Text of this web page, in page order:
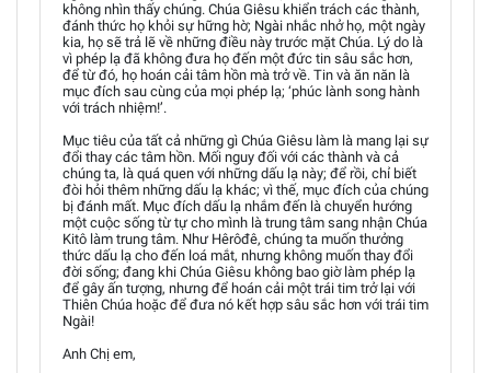
không nhìn thấy chúng. Chúa Giêsu khiển trách các thành,
đánh thức họ khỏi sự hững hờ; Ngài nhắc nhở họ, một ngày
kia, họ sẽ trả lẽ về những điều này trước mặt Chúa. Lý do là
vì phép lạ đã không đưa họ đến một đức tin sâu sắc hơn,
để từ đó, họ hoán cải tâm hồn mà trở về. Tin và ăn năn là
mục đích sau cùng của mọi phép lạ; ‘phúc lành song hành
với trách nhiệm!’.
Mục tiêu của tất cả những gì Chúa Giêsu làm là mang lại sự
đổi thay các tâm hồn. Mối nguy đối với các thành và cả
chúng ta, là quá quen với những dấu lạ này; để rồi, chỉ biết
đòi hỏi thêm những dấu lạ khác; vì thế, mục đích của chúng
bị đánh mất. Mục đích dấu lạ nhắm đến là chuyển hướng
một cuộc sống từ tự cho mình là trung tâm sang nhận Chúa
Kitô làm trung tâm. Như Hêrôđê, chúng ta muốn thưởng
thức dấu lạ cho đến loá mắt, nhưng không muốn thay đổi
đời sống; đang khi Chúa Giêsu không bao giờ làm phép lạ
để gây ấn tượng, nhưng để hoán cải một trái tim trở lại với
Thiên Chúa hoặc để đưa nó kết hợp sâu sắc hơn với trái tim
Ngài!
Anh Chị em,